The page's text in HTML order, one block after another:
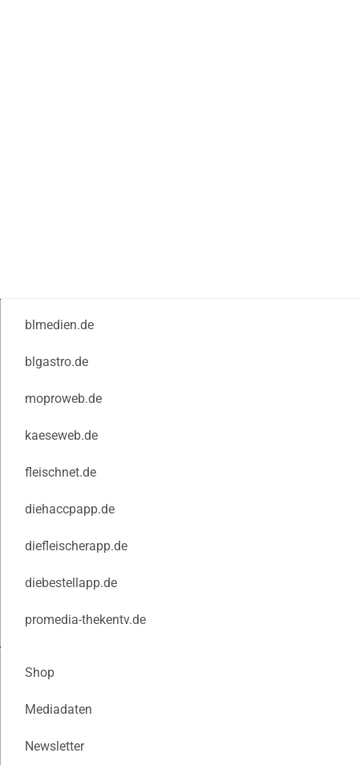
blmedien.de
blgastro.de
moproweb.de
kaeseweb.de
fleischnet.de
diehaccpapp.de
diefleischerapp.de
diebestellapp.de
promedia-thekentv.de
Shop
Mediadaten
Newsletter